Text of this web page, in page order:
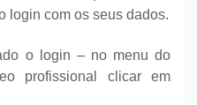
login com os seus dados.
o login – no menu do
profissional clicar em